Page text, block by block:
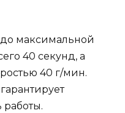
максимальной
40 секунд, а
40 г/мин.
работы.